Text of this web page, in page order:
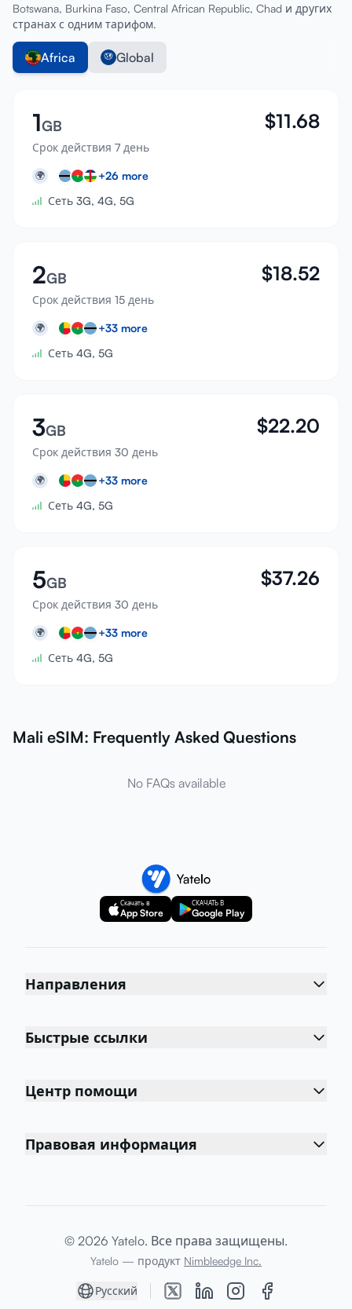
Botswana, Burkina Faso, Central African Republic, Chad и других
странах с одним тарифом.
Africa Global
1GB
Срок действия 7 день
$11.68
🌍 +26 more
Сеть 3G, 4G, 5G
2GB
Срок действия 15 день
$18.52
🌍 +33 more
Сеть 4G, 5G
3GB
Срок действия 30 день
$22.20
🌍 +33 more
Сеть 4G, 5G
5GB
Срок действия 30 день
$37.26
🌍 +33 more
Сеть 4G, 5G
Mali eSIM: Frequently Asked Questions
No FAQs available
Скачать в
App Store
СКАЧАТЬ В
Google Play
Направления
Быстрые ссылки
Центр помощи
Правовая информация
© 2026 Yatelo. Все права защищены.
Yatelo — продукт Nimbleedge Inc.
Русский